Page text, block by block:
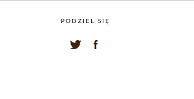
PODZIEL SIĘ